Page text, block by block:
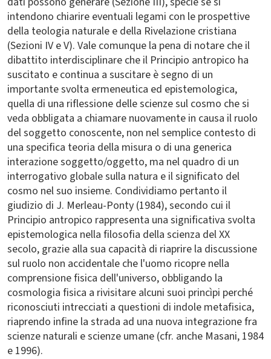
intendono chiarire eventuali legami con le prospettive
della teologia naturale e della Rivelazione cristiana
(Sezioni IV e V). Vale comunque la pena di notare che il
dibattito interdisciplinare che il Principio antropico ha
suscitato e continua a suscitare è segno di un
importante svolta ermeneutica ed epistemologica,
quella di una riflessione delle scienze sul cosmo che si
veda obbligata a chiamare nuovamente in causa il ruolo
del soggetto conoscente, non nel semplice contesto di
una specifica teoria della misura o di una generica
interazione soggetto/oggetto, ma nel quadro di un
interrogativo globale sulla natura e il significato del
cosmo nel suo insieme. Condividiamo pertanto il
giudizio di J. Merleau-Ponty (1984), secondo cui il
Principio antropico rappresenta una significativa svolta
epistemologica nella filosofia della scienza del XX
secolo, grazie alla sua capacità di riaprire la discussione
sul ruolo non accidentale che l'uomo ricopre nella
comprensione fisica dell'universo, obbligando la
cosmologia fisica a rivisitare alcuni suoi princìpi perché
riconosciuti intrecciati a questioni di indole metafisica,
riaprendo infine la strada ad una nuova integrazione fra
scienze naturali e scienze umane (cfr. anche Masani, 1984
e 1996).